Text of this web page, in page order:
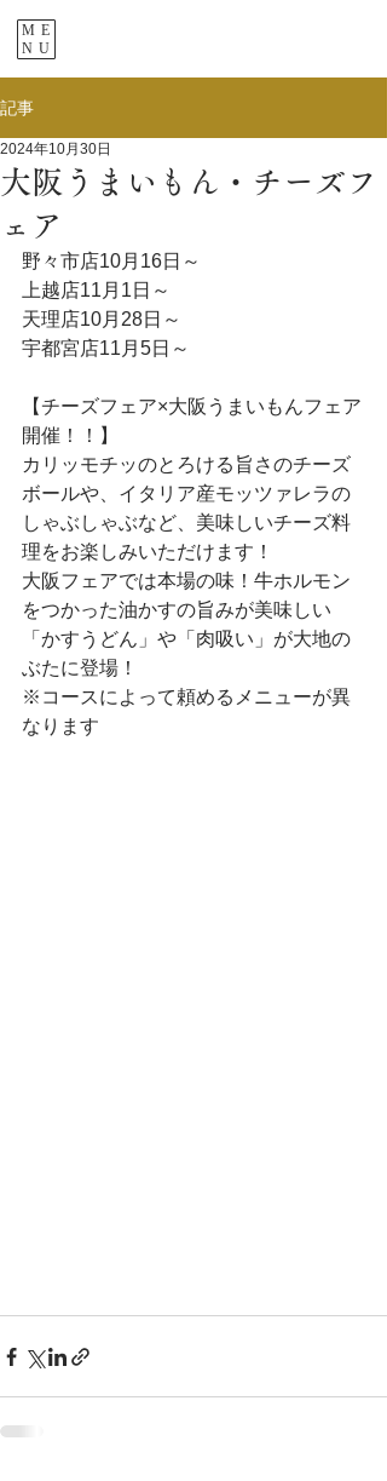
ME
NU
記事
大阪うまいもん・チーズフ
ェア
2024年10月30日
野々市店10月16日～
上越店11月1日～
天理店10月28日～
宇都宮店11月5日～
【チーズフェア×大阪うまいもんフェア
開催！！】
カリッモチッのとろける旨さのチーズ
ボールや、イタリア産モッツァレラの
しゃぶしゃぶなど、美味しいチーズ料
理をお楽しみいただけます！
大阪フェアでは本場の味！牛ホルモン
をつかった油かすの旨みが美味しい
「かすうどん」や「肉吸い」が大地の
ぶたに登場！
※コースによって頼めるメニューが異